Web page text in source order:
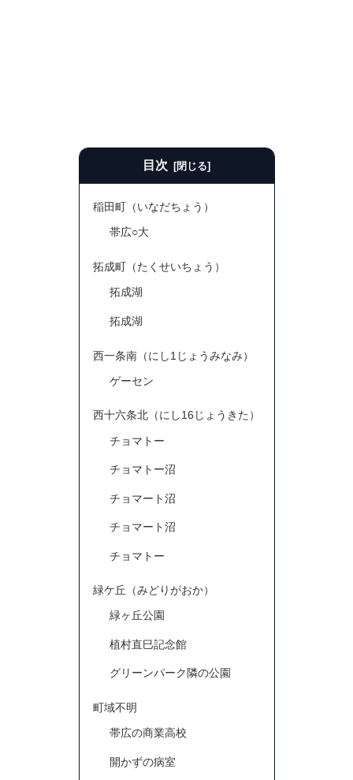
目次
稲田町（いなだちょう）
帯広○大
拓成町（たくせいちょう）
拓成湖
拓成湖
西一条南（にし1じょうみなみ）
ゲーセン
西十六条北（にし16じょうきた）
チョマトー
チョマトー沼
チョマート沼
チョマート沼
チョマトー
緑ケ丘（みどりがおか）
緑ヶ丘公園
植村直巳記念館
グリーンパーク隣の公園
町域不明
帯広の商業高校
開かずの病室